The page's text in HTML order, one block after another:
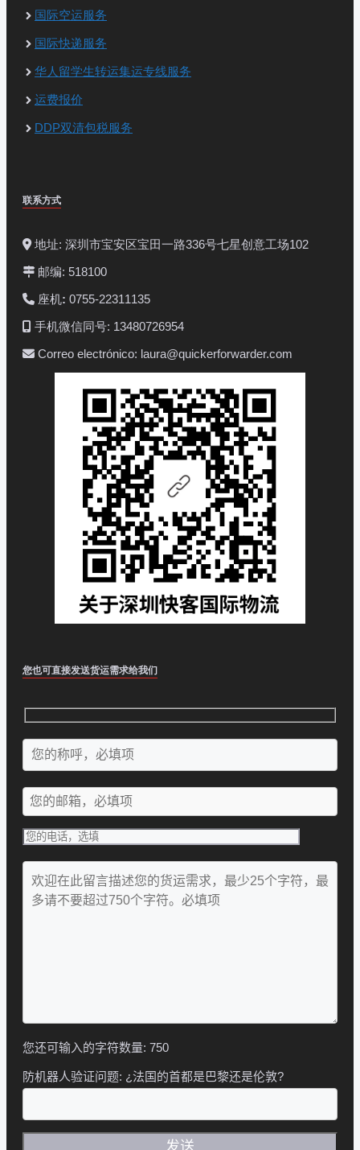
国际空运服务
国际快递服务
华人留学生转运集运专线服务
运费报价
DDP双清包税服务
联系方式
地址: 深圳市宝安区宝田一路336号七星创意工场102
邮编: 518100
座机: 0755-22311135
手机微信同号: 13480726954
Correo electrónico: laura@quickerforwarder.com
您也可直接发送货运需求给我们
您还可输入的字符数量: 750
防机器人验证问题: ¿法国的首都是巴黎还是伦敦?